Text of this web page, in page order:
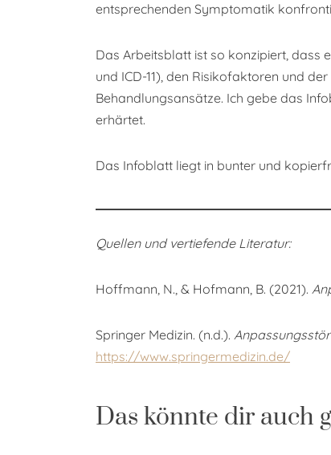
entsprechenden Symptomatik
Das Arbeitsblatt ist so konzipiert, dass
und ICD-11), den Risikofaktoren und
Behandlungsansätze. Ich gebe das
erhärtet.
Das Infoblatt liegt in bunter und
Quellen und vertiefende Literatur:
Hoffmann, N., & Hofmann, B. (2021).
Springer Medizin. (n.d.).
https://www.springermedizin.de/
Das könnte dir auch